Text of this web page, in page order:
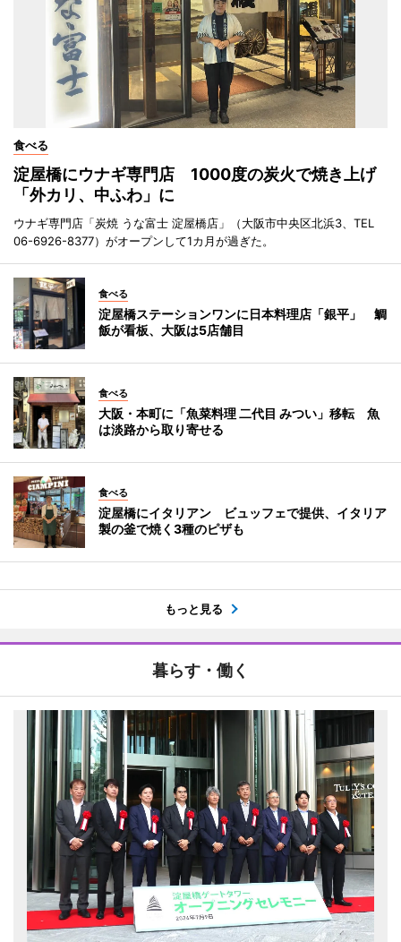
食べる
淀屋橋にウナギ専門店 1000度の炭火で焼き上げ
「外カリ、中ふわ」に
ウナギ専門店「炭焼 うな富士 淀屋橋店」（大阪市中央区北浜3、TEL
06-6926-8377）がオープンして1カ月が過ぎた。
食べる
淀屋橋ステーションワンに日本料理店「銀平」 鯛
飯が看板、大阪は5店舗目
食べる
大阪・本町に「魚菜料理 二代目 みつい」移転 魚
は淡路から取り寄せる
食べる
淀屋橋にイタリアン ビュッフェで提供、イタリア
製の釜で焼く3種のピザも
もっと見る
暮らす・働く